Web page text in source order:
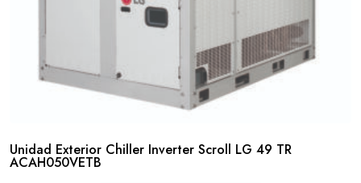
Unidad Exterior Chiller Inverter Scroll LG 49 TR
ACAH050VETB